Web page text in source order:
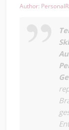
Author: